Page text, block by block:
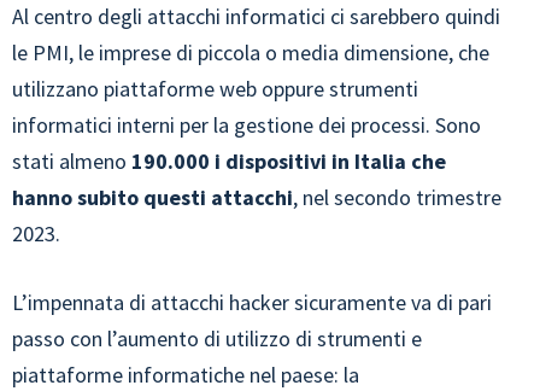
Al centro degli attacchi informatici ci sarebbero quindi
le PMI, le imprese di piccola o media dimensione, che
utilizzano piattaforme web oppure strumenti
informatici interni per la gestione dei processi. Sono
stati almeno 190.000 i dispositivi in Italia che
hanno subito questi attacchi, nel secondo trimestre
2023.
L’impennata di attacchi hacker sicuramente va di pari
passo con l’aumento di utilizzo di strumenti e
piattaforme informatiche nel paese: la